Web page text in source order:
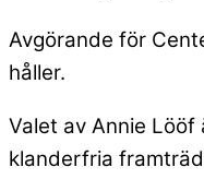
Avgörande för
håller.
Valet av Annie
klanderfria